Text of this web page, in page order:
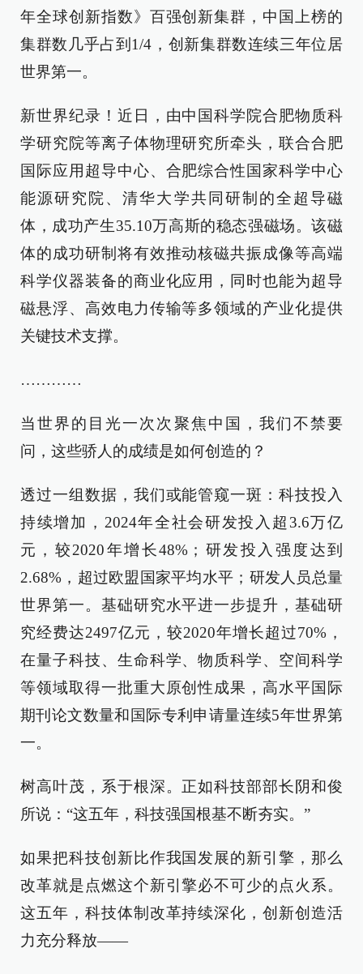
年全球创新指数》百强创新集群，中国上榜的
集群数几乎占到1/4，创新集群数连续三年位居
世界第一。
新世界纪录！近日，由中国科学院合肥物质科
学研究院等离子体物理研究所牵头，联合合肥
国际应用超导中心、合肥综合性国家科学中心
能源研究院、清华大学共同研制的全超导磁
体，成功产生35.10万高斯的稳态强磁场。该磁
体的成功研制将有效推动核磁共振成像等高端
科学仪器装备的商业化应用，同时也能为超导
磁悬浮、高效电力传输等多领域的产业化提供
关键技术支撑。
…………
当世界的目光一次次聚焦中国，我们不禁要
问，这些骄人的成绩是如何创造的？
透过一组数据，我们或能管窥一斑：科技投入
持续增加，2024年全社会研发投入超3.6万亿
元，较2020年增长48%；研发投入强度达到
2.68%，超过欧盟国家平均水平；研发人员总量
世界第一。基础研究水平进一步提升，基础研
究经费达2497亿元，较2020年增长超过70%，
在量子科技、生命科学、物质科学、空间科学
等领域取得一批重大原创性成果，高水平国际
期刊论文数量和国际专利申请量连续5年世界第
一。
树高叶茂，系于根深。正如科技部部长阴和俊
所说：“这五年，科技强国根基不断夯实。”
如果把科技创新比作我国发展的新引擎，那么
改革就是点燃这个新引擎必不可少的点火系。
这五年，科技体制改革持续深化，创新创造活
力充分释放——